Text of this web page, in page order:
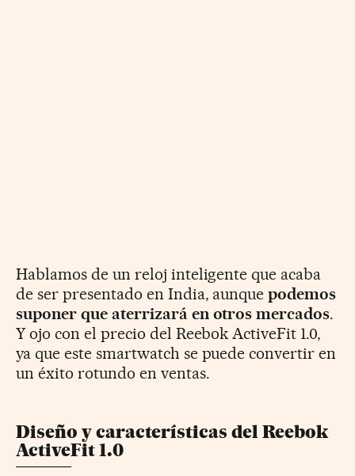
Hablamos de un reloj inteligente que acaba
de ser presentado en India, aunque podemos
suponer que aterrizará en otros mercados.
Y ojo con el precio del Reebok ActiveFit 1.0,
ya que este smartwatch se puede convertir en
un éxito rotundo en ventas.
Diseño y características del Reebok
ActiveFit 1.0